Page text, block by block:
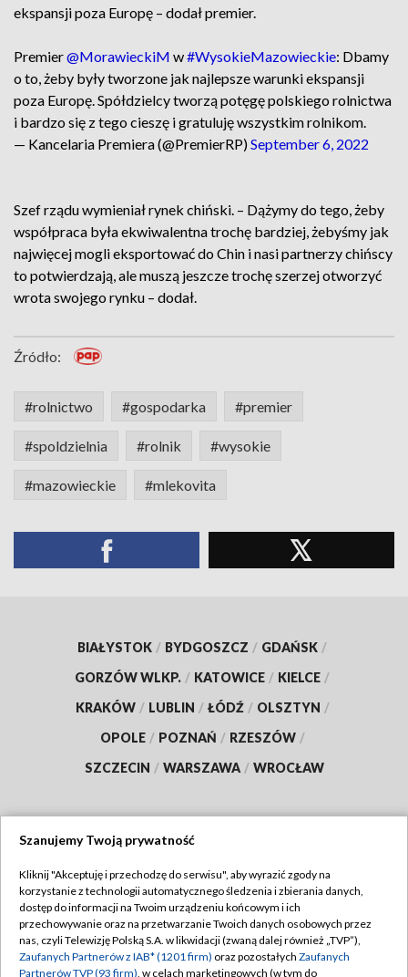
ekspansji poza Europę – dodał premier.
Premier@MorawieckiM w#WysokieMazowieckie: Dbamy
o to, żeby były tworzone jak najlepsze warunki ekspansji
poza Europę. Spółdzielcy tworzą potęgę polskiego rolnictwa
i bardzo się z tego cieszę i gratuluję wszystkim rolnikom.
— Kancelaria Premiera (@PremierRP)September 6, 2022
Szef rządu wymieniał rynek chiński. – Dążymy do tego, żeby
współpraca była ekwiwalentna trochę bardziej, żebyśmy jak
najwięcej mogli eksportować do Chin i nasi partnerzy chińscy
to potwierdzają, ale muszą jeszcze trochę szerzej otworzyć
wrota swojego rynku – dodał.
Źródło:
#rolnictwo #gospodarka #premier
#spoldzielnia #rolnik #wysokie
#mazowieckie #mlekovita
BIAŁYSTOK / BYDGOSZCZ / GDAŃSK /
GORZÓW WLKP. / KATOWICE / KIELCE /
KRAKÓW / LUBLIN / ŁÓDŹ / OLSZTYN /
OPOLE / POZNAŃ / RZESZÓW /
SZCZECIN / WARSZAWA / WROCŁAW
TVP
Abonament TVP
Emisja w TVP
Regulamin TVP
Polityka prywatności
Szanujemy Twoją prywatność
Kliknij "Akceptuję i przechodzę do serwisu", aby wyrazić zgody na
korzystanie z technologii automatycznego śledzenia i zbierania danych,
dostęp do informacji na Twoim urządzeniu końcowym i ich
przechowywanie oraz na przetwarzanie Twoich danych osobowych przez
nas, czyli Telewizję Polską S.A. w likwidacji (zwaną dalej również „TVP”),
Zaufanych Partnerów z IAB* (1201 firm) oraz pozostałych Zaufanych
Partnerów TVP (93 firm), w celach marketingowych (w tym do